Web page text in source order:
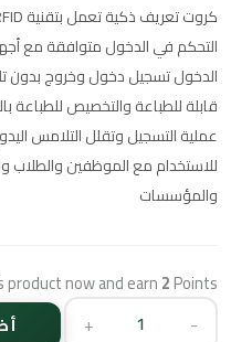
التحكم في الدخول متوافقة مع
الدخول تسجيل دخول وخروج بدون
قابلة للطباعة والتخصيص للطباعة
عملية التسجيل وتقلل التلامس
للاستخدام مع الموظفين والطلاب
والمؤسسات
product now and earn2Points!
-
+